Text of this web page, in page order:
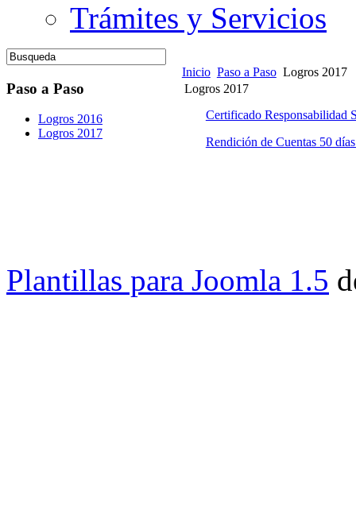
Trámites y Servicios
Paso a Paso
Logros 2016
Logros 2017
Inicio Paso a Paso Logros 2017
Logros 2017
Certificado Responsabilidad
Rendición de Cuentas 50
Plantillas para Joomla 1.5